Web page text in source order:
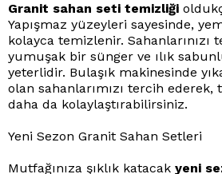
Granit sahan seti temizliği
Yapışmaz yüzeyleri sayesinde,
kolayca temizlenir. Sahanlarınızı
yumuşak bir sünger ve ılık
yeterlidir. Bulaşık makinesinde
olan sahanlarımızı tercih
daha da kolaylaştırabilirsiniz.
Yeni Sezon Granit Sahan Setleri
Mutfağınıza şıklık katacak yeni